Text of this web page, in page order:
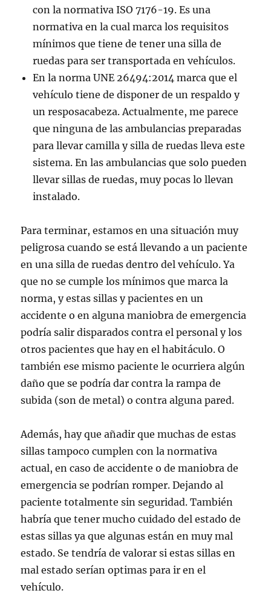
con la normativa ISO 7176-19. Es una
normativa en la cual marca los requisitos
mínimos que tiene de tener una silla de
ruedas para ser transportada en vehículos.
En la norma UNE 26494:2014 marca que el
vehículo tiene de disponer de un respaldo y
un resposacabeza. Actualmente, me parece
que ninguna de las ambulancias preparadas
para llevar camilla y silla de ruedas lleva este
sistema. En las ambulancias que solo pueden
llevar sillas de ruedas, muy pocas lo llevan
instalado.
Para terminar, estamos en una situación muy
peligrosa cuando se está llevando a un paciente
en una silla de ruedas dentro del vehículo. Ya
que no se cumple los mínimos que marca la
norma, y estas sillas y pacientes en un
accidente o en alguna maniobra de emergencia
podría salir disparados contra el personal y los
otros pacientes que hay en el habitáculo. O
también ese mismo paciente le ocurriera algún
daño que se podría dar contra la rampa de
subida (son de metal) o contra alguna pared.
Además, hay que añadir que muchas de estas
sillas tampoco cumplen con la normativa
actual, en caso de accidente o de maniobra de
emergencia se podrían romper. Dejando al
paciente totalmente sin seguridad. También
habría que tener mucho cuidado del estado de
estas sillas ya que algunas están en muy mal
estado. Se tendría de valorar si estas sillas en
mal estado serían optimas para ir en el
vehículo.